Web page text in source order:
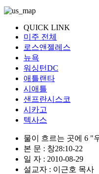
QUICK LINK
미주 전체
로스앤젤레스
뉴욕
워싱턴DC
애틀랜타
시애틀
샌프란시스코
시카고
텍사스
물이 흐르는 곳에 6 "
본 문 : 창28:10-22
일 자 : 2010-08-29
설교자 : 이근호 목사